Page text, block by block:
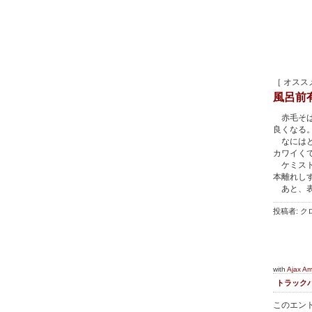
［ オス
風呂前
赤毛そ
良くなる。
なには
カワイく
ケミス
本離れし
あと、
投稿者: ク
with Ajax
トラック
このエン